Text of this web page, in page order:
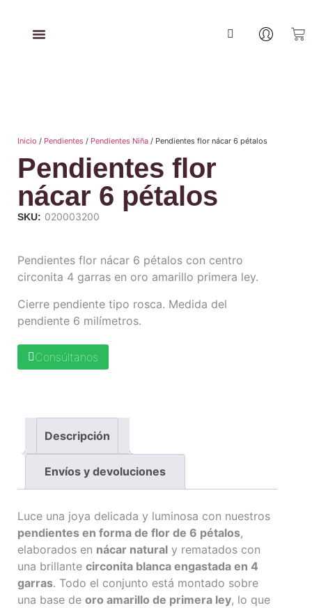
Inicio / Pendientes / Pendientes Niña / Pendientes flor nácar 6 pétalos
Pendientes flor
nácar 6 pétalos
SKU: 020003200
Pendientes flor nácar 6 pétalos con centro
circonita 4 garras en oro amarillo primera ley.
Cierre pendiente tipo rosca. Medida del
pendiente 6 milímetros.
Consúltanos
Descripción
Envíos y devoluciones
Luce una joya delicada y luminosa con nuestros
pendientes en forma de flor de 6 pétalos,
elaborados en nácar natural y rematados con
una brillante circonita blanca engastada en 4
garras. Todo el conjunto está montado sobre
una base de oro amarillo de primera ley, lo que